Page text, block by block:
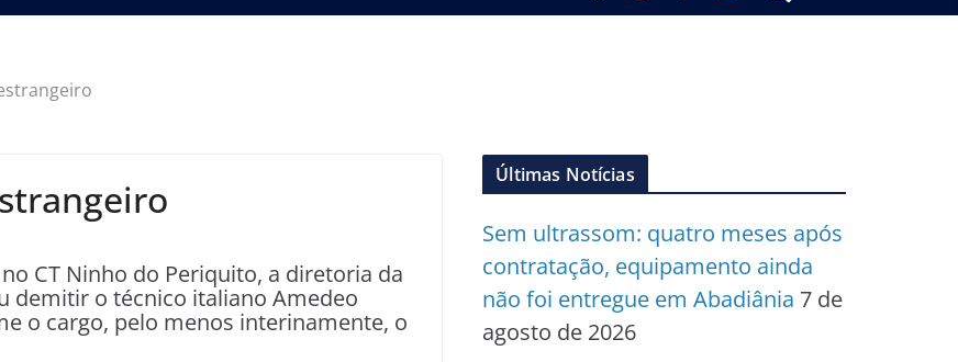
CT Ninho do Periquito, a diretoria da
demitir o técnico italiano Amedeo
o cargo, pelo menos interinamente, o
Últimas Notícias
Sem ultrassom: quatro meses após
contratação, equipamento ainda
não foi entregue em Abadiânia 7 de
agosto de 2026